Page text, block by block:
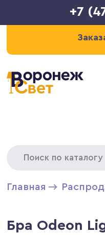
+7
Главная
Бра Odeon